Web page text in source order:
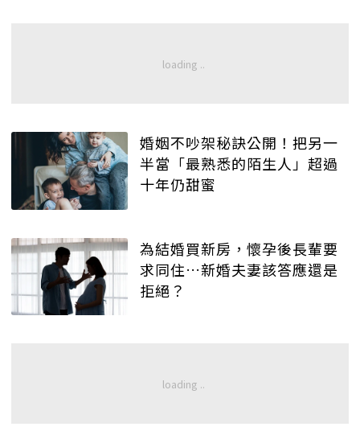
婚姻不吵架秘訣公開！把另一
半當「最熟悉的陌生人」超過
十年仍甜蜜
為結婚買新房，懷孕後長輩要
求同住…新婚夫妻該答應還是
拒絕？